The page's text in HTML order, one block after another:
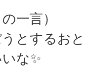
一言）
とするお
な✨